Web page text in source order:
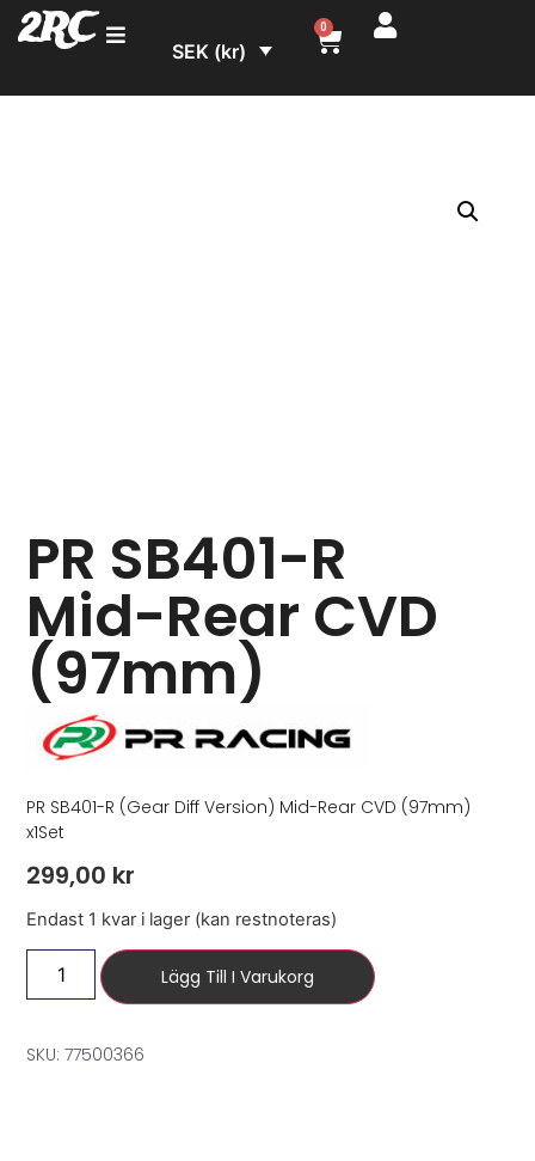
2RC SEK (kr)
0
PR SB401-R
Mid-Rear CVD
(97mm)
PR SB401-R (Gear Diff Version) Mid-Rear CVD (97mm)
x1Set
299,00 kr
Endast 1 kvar i lager (kan restnoteras)
Lägg Till I Varukorg
SKU: 77500366